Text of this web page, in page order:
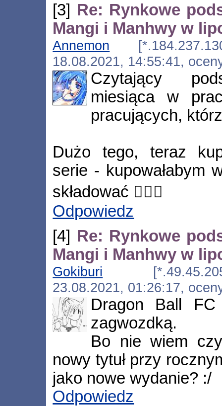
[3] Re: Rynkowe
Mangi i Manhwy w
Annemon
18.08.2021, 14:55:41,
Czytający
miesiąca w
pracujących,
Dużo tego, teraz
serie - kupowałabym
składować 🤷🏻‍♀️
Odpowiedz
[4] Re: Rynkowe
Mangi i Manhwy w
Gokiburi
23.08.2021, 01:26:17,
Dragon Ball
zagwozdką.
Bo nie wiem
nowy tytuł przy
jako nowe wydanie? :/
Odpowiedz